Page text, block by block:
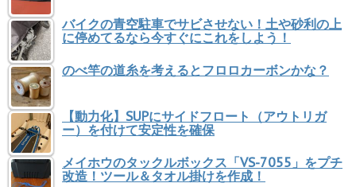
バイクの青空駐車でサビさせない！土や砂利の上
に停めてるなら今すぐにこれをしよう！
のべ竿の道糸を考えるとフロロカーボンかな？
【動力化】SUPにサイドフロート（アウトリガ
ー）を付けて安定性を確保
メイホウのタックルボックス「VS-7055」をプチ
改造！ツール＆タオル掛けを作成！